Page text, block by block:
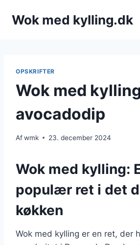
Wok med kylling.dk
OPSKRIFTER
Wok med
avocadodip
Afwmk 23. december 2024
Wok med kylling:
populær ret i det
køkken
Wok med kylling er en ret, der